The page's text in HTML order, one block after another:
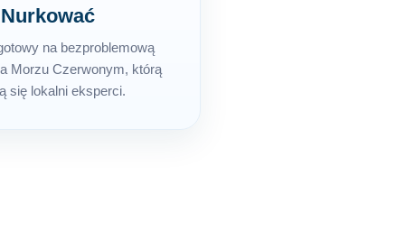
Nurkować
na bezproblemową
Morzu Czerwonym, którą
się lokalni eksperci.